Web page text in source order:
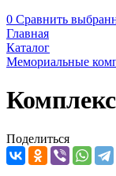
0 Сравнить
Главная
Каталог
Мемориальные
Поделиться